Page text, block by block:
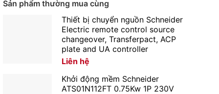
Sản phẩm thường mua cùng
Thiết bị chuyển nguồn Schneider
Electric remote control source
changeover, Transferpact, ACP
plate and UA controller
Liên hệ
Khởi động mềm Schneider
ATS01N112FT 0.75Kw 1P 230V